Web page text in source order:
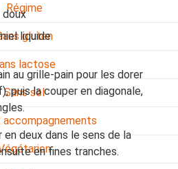
Régime
gluten
lactose
Sans sel
doux
liquide
au grille-pain pour les dorer
puis la couper en diagonale,
deux dans le sens de la
en fines tranches.